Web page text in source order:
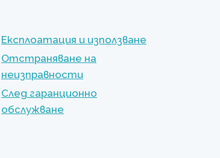
Експлоатация и използване
Отстраняване на
неизправности
След гаранционно
обслужване